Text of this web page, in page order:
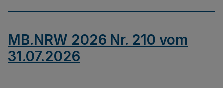
MB.NRW 2026 Nr. 210 vom
31.07.2026